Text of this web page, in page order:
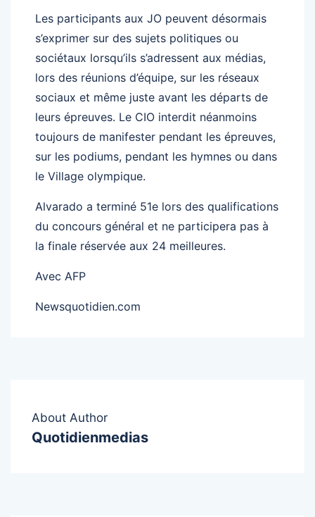
Les participants aux JO peuvent désormais
s’exprimer sur des sujets politiques ou
sociétaux lorsqu’ils s’adressent aux médias,
lors des réunions d’équipe, sur les réseaux
sociaux et même juste avant les départs de
leurs épreuves. Le CIO interdit néanmoins
toujours de manifester pendant les épreuves,
sur les podiums, pendant les hymnes ou dans
le Village olympique.
Alvarado a terminé 51e lors des qualifications
du concours général et ne participera pas à
la finale réservée aux 24 meilleures.
Avec AFP
Newsquotidien.com
About Author
Quotidienmedias